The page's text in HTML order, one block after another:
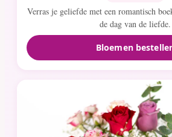
Verras je geliefde met een romantisch
de dag van de liefde.
Bloemen